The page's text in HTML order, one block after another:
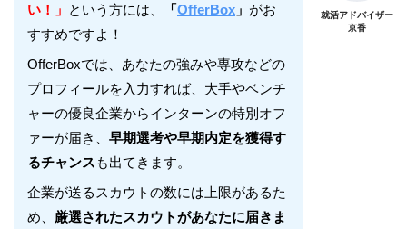
い！」 という方には、 「OfferBox 」 がお
すすめですよ！
OfferBoxでは、あなたの強みや専攻などの
プロフィールを入力すれば、大手やベンチ
ャーの優良企業からインターンの特別オフ
ァーが届き、 早期選考や早期内定を獲得す
るチャンスも出てきます。
企業が送るスカウトの数には上限があるた
め、 厳選されたスカウトがあなたに届きま
就活アドバイザー
京香